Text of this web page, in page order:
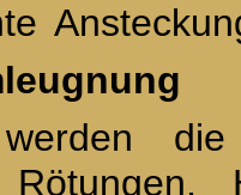
Rötungen,